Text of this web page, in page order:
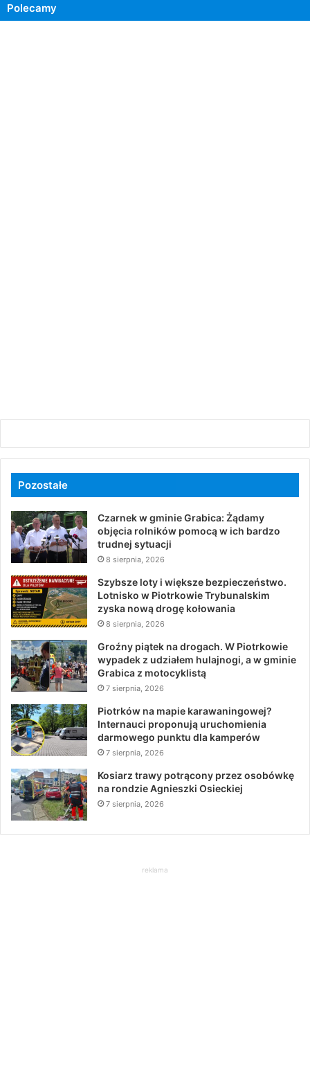
Polecamy
Pozostałe
Czarnek w gminie Grabica: Żądamy
objęcia rolników pomocą w ich bardzo
trudnej sytuacji
8 sierpnia, 2026
Szybsze loty i większe bezpieczeństwo.
Lotnisko w Piotrkowie Trybunalskim
zyska nową drogę kołowania
8 sierpnia, 2026
Groźny piątek na drogach. W Piotrkowie
wypadek z udziałem hulajnogi, a w gminie
Grabica z motocyklistą
7 sierpnia, 2026
Piotrków na mapie karawaningowej?
Internauci proponują uruchomienia
darmowego punktu dla kamperów
7 sierpnia, 2026
Kosiarz trawy potrącony przez osobówkę
na rondzie Agnieszki Osieckiej
7 sierpnia, 2026
reklama